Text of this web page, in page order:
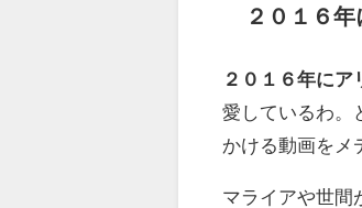
２０１６
２０１６年にア
愛しているわ。
かける動画をメ
マライアや世間